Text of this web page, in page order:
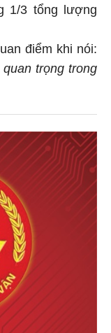
1/3 tổng lượng
điểm khi nói:
trọng trong